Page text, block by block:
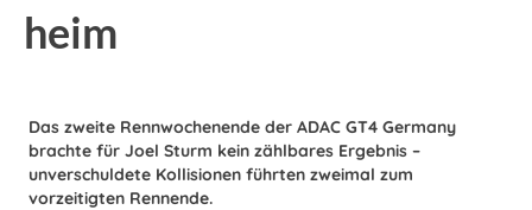
heim
Das zweite Rennwochenende der ADAC GT4 Germany
brachte für Joel Sturm kein zählbares Ergebnis –
unverschuldete Kollisionen führten zweimal zum
vorzeitigten Rennende.